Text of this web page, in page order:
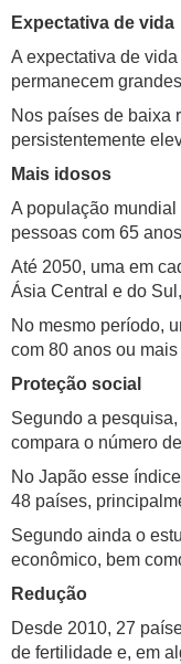
Expectativa de vida
A expectativa de
permanecem
Nos países de baixa
persistentemente
Mais idosos
A população
pessoas com 65
Até 2050, uma em
Ásia Central e do
No mesmo período,
com 80 anos ou
Proteção social
Segundo a
compara o número
No Japão esse
48 países,
Segundo ainda o
econômico, bem
Redução
Desde 2010, 27
de fertilidade e, em